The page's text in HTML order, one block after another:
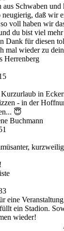
Schwaben und
daß wir
voll haben wir
du bist viel
Dank für diesen
mal wieder zu
Herrenberg
in
- in der
😇
Buchmann
eine
ein Stadion.
wieder!